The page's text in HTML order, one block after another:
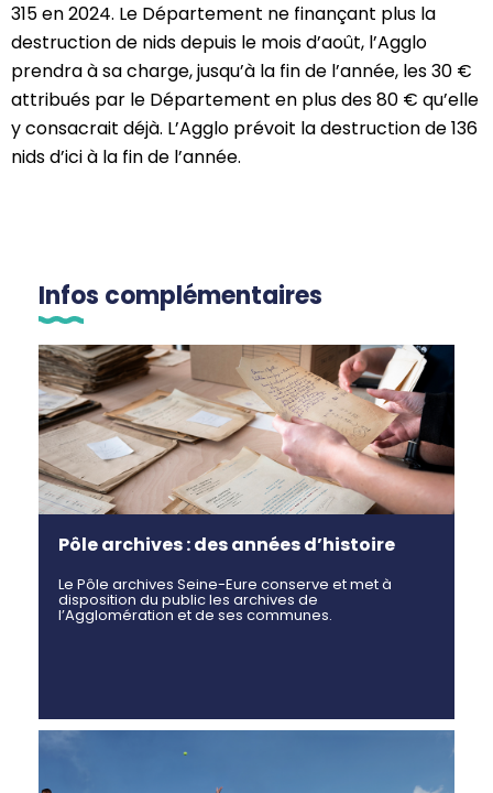
315 en 2024. Le Département ne finançant plus la
destruction de nids depuis le mois d’août, l’Agglo
prendra à sa charge, jusqu’à la fin de l’année, les 30 €
attribués par le Département en plus des 80 € qu’elle
y consacrait déjà. L’Agglo prévoit la destruction de 136
nids d’ici à la fin de l’année.
Infos complémentaires
Pôle archives : des années d’histoire
Le Pôle archives Seine-Eure conserve et met à
disposition du public les archives de
l’Agglomération et de ses communes.